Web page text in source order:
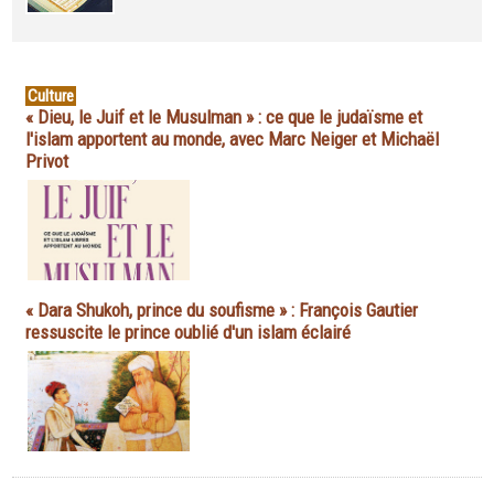
Culture
« Dieu, le Juif et le Musulman » : ce que le judaïsme et
l'islam apportent au monde, avec Marc Neiger et Michaël
Privot
« Dara Shukoh, prince du soufisme » : François Gautier
ressuscite le prince oublié d'un islam éclairé